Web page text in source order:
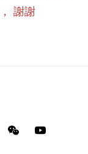
， 謝謝